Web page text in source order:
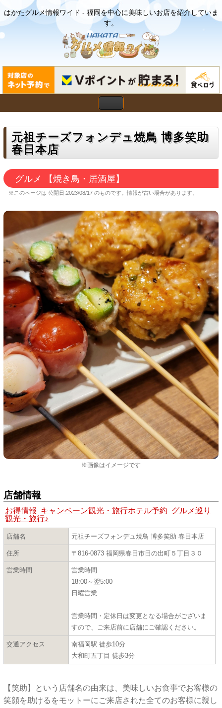
はかたグルメ情報ワイド - 福岡を中心に美味しいお店を紹介していま
す。
元祖チーズフォンデュ焼鳥 博多笑助
春日本店
グルメ 【焼き鳥・居酒屋】
※このページは 公開日:2023/08/17のものです。情報が古い場合があります。
※画像はイメージです
店舗情報
お得情報 キャンペーン観光・旅行ホテル予約 グルメ巡り
観光・旅行♪
店舗名 元祖チーズフォンデュ焼鳥 博多笑助 春日本店
住所 〒816-0873 福岡県春日市日の出町５丁目３０
営業時間
営業時間
18:00～翌5:00
日曜営業
営業時間・定休日は変更となる場合がございま
すので、ご来店前に店舗にご確認ください。
交通アクセス
南福岡駅 徒歩10分
大和町五丁目 徒歩3分
【笑助】という店舗名の由来は、美味しいお食事でお客様の
笑顔を助けるをモットーにご来店された全てのお客様に親し